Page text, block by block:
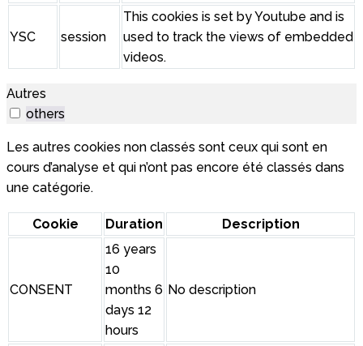
YSC session
This cookies is set by Youtube and is
used to track the views of embedded
videos.
Autres
others
Les autres cookies non classés sont ceux qui sont en
cours d’analyse et qui n’ont pas encore été classés dans
une catégorie.
Cookie Duration Description
CONSENT
16 years
10
months 6
days 12
hours
No description